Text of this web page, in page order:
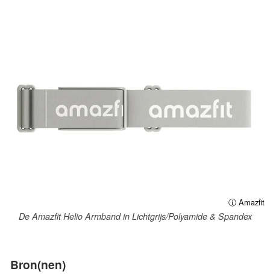
ⓘ Amazfit
De Amazfit Helio Armband in Lichtgrijs/Polyamide & Spandex
Bron(nen)